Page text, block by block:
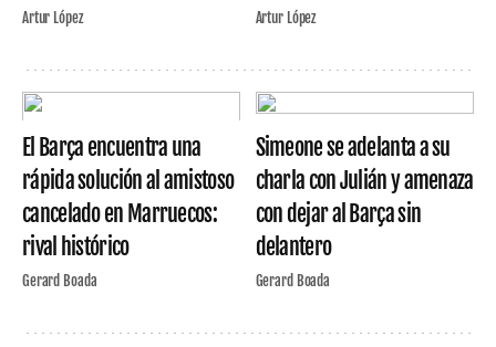
Artur López Artur López
El Barça encuentra una
rápida solución al amistoso
cancelado en Marruecos:
rival histórico
Gerard Boada
Simeone se adelanta a su
charla con Julián y amenaza
con dejar al Barça sin
delantero
Gerard Boada